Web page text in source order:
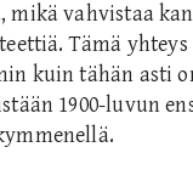
mikä vahvistaa
Tämä
kuin tähän asti
1900-luvun